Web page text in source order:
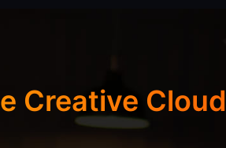
Creative Cloud